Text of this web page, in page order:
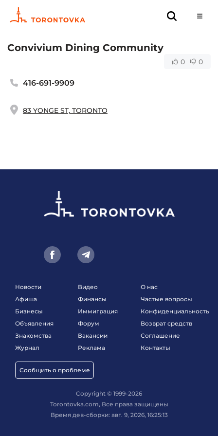
Convivium Dining Community
0 0
416-691-9909
83 YONGE ST, TORONTO
Новости
Афиша
Бизнесы
Объявления
Знакомства
Журнал
Сообщить о проблеме
Видео
Финансы
Иммиграция
Форум
Вакансии
Реклама
О нас
Частые вопросы
Конфиденциальность
Возврат средств
Соглашение
Контакты
Copyright © 1999-2026
Torontovka.com, Все права защищены
Время дев-сборки: авг. 9, 2026, 16:25:13